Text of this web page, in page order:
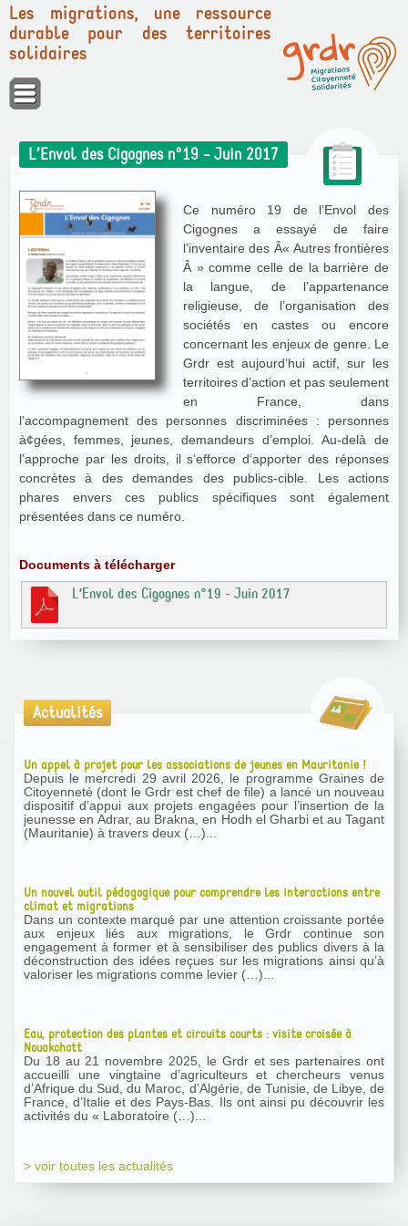
Panneau de gestion des cookies
Les migrations, une ressource
durable pour des territoires
solidaires
L’Envol des Cigognes n°19 - Juin 2017
Ce numéro 19 de l’Envol des
Cigognes a essayé de faire
l’inventaire des Â« Autres frontières
Â » comme celle de la barrière de
la langue, de l’appartenance
religieuse, de l’organisation des
sociétés en castes ou encore
concernant les enjeux de genre. Le
Grdr est aujourd’hui actif, sur les
territoires d’action et pas seulement
en France, dans
l’accompagnement des personnes discriminées : personnes
à¢gées, femmes, jeunes, demandeurs d’emploi. Au-delà de
l’approche par les droits, il s’efforce d’apporter des réponses
concrètes à des demandes des publics-cible. Les actions
phares envers ces publics spécifiques sont également
présentées dans ce numéro.
Documents à télécharger
L’Envol des Cigognes n°19 - Juin 2017
Actualités
Un appel à projet pour les associations de jeunes en Mauritanie !
Depuis le mercredi 29 avril 2026, le programme Graines de
Citoyenneté (dont le Grdr est chef de file) a lancé un nouveau
dispositif d’appui aux projets engagées pour l’insertion de la
jeunesse en Adrar, au Brakna, en Hodh el Gharbi et au Tagant
(Mauritanie) à travers deux (…)...
Un nouvel outil pédagogique pour comprendre les interactions entre
climat et migrations
Dans un contexte marqué par une attention croissante portée
aux enjeux liés aux migrations, le Grdr continue son
engagement à former et à sensibiliser des publics divers à la
déconstruction des idées reçues sur les migrations ainsi qu’à
valoriser les migrations comme levier (…)...
Eau, protection des plantes et circuits courts : visite croisée à
Nouakchott
Du 18 au 21 novembre 2025, le Grdr et ses partenaires ont
accueilli une vingtaine d’agriculteurs et chercheurs venus
d’Afrique du Sud, du Maroc, d’Algérie, de Tunisie, de Libye, de
France, d’Italie et des Pays-Bas. Ils ont ainsi pu découvrir les
activités du « Laboratoire (…)...
> voir toutes les actualités